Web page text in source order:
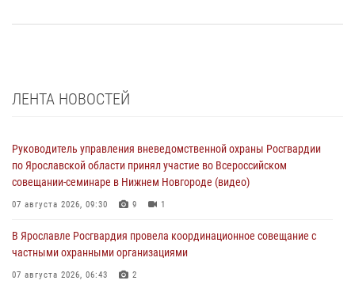
ЛЕНТА НОВОСТЕЙ
Руководитель управления вневедомственной охраны Росгвардии
по Ярославской области принял участие во Всероссийском
совещании-семинаре в Нижнем Новгороде (видео)
07 августа 2026, 09:30 9 1
В Ярославле Росгвардия провела координационное совещание с
частными охранными организациями
07 августа 2026, 06:43 2